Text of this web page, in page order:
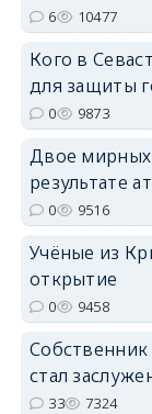
6 10477
Кого в
для защиты
0 9873
Двое
результате
0 9516
Учёные из
открытие
0 9458
стал
33 7324